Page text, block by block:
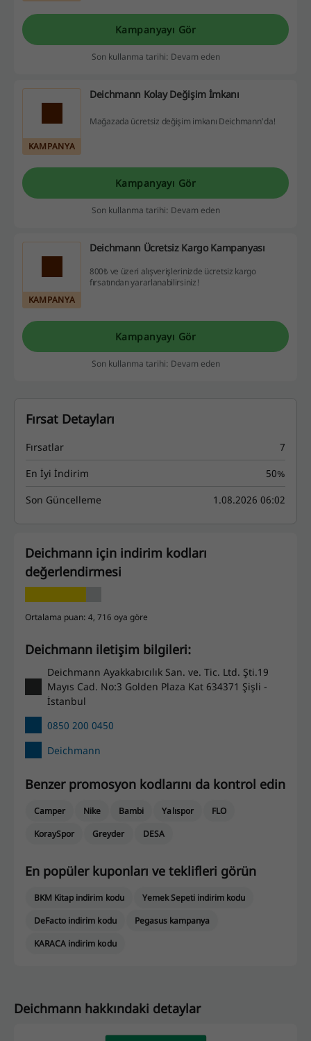
Kampanyayı Gör
Son kullanma tarihi: Devam eden
KAMPANYA
Deichmann Kolay Değişim İmkanı
Mağazada ücretsiz değişim imkanı Deichmann'da!
Kampanyayı Gör
Son kullanma tarihi: Devam eden
KAMPANYA
Deichmann Ücretsiz Kargo Kampanyası
800₺ ve üzeri alışverişlerinizde ücretsiz kargo
fırsatından yararlanabilirsiniz!
Kampanyayı Gör
Son kullanma tarihi: Devam eden
Fırsat Detayları
Fırsatlar
7
En İyi İndirim
50%
Son Güncelleme
1.08.2026 06:02
Deichmann için indirim kodları
değerlendirmesi
Ortalama puan: 4, 716 oya göre
Deichmann iletişim bilgileri:
Deichmann Ayakkabıcılık San. ve. Tic. Ltd. Şti.19
Mayıs Cad. No:3 Golden Plaza Kat 634371 Şişli -
İstanbul
0850 200 0450
Deichmann
Benzer promosyon kodlarını da kontrol edin
Camper Nike Bambi Yalıspor
FLO
KoraySpor
Greyder DESA
En popüler kuponları ve teklifleri görün
BKM Kitap indirim kodu
Yemek Sepeti indirim kodu
DeFacto indirim kodu
Pegasus kampanya
KARACA indirim kodu
Deichmann hakkındaki detaylar